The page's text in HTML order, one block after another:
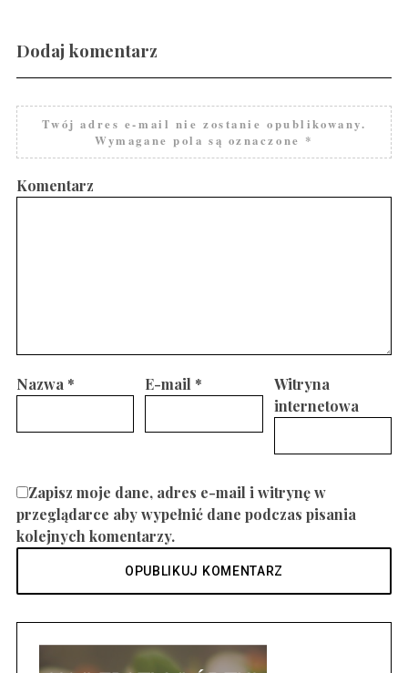
Dodaj komentarz
Twój adres e-mail nie zostanie opublikowany.
Wymagane pola są oznaczone *
Komentarz
Nazwa * E-mail *
Witryna
internetowa
Zapisz moje dane, adres e-mail i witrynę w
przeglądarce aby wypełnić dane podczas pisania
kolejnych komentarzy.